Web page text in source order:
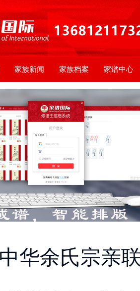
家族新闻 家族档案 家谱中心
华余氏宗亲